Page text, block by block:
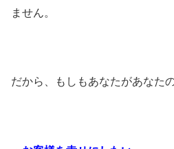
ません。
だから、もしもあなたがあなた